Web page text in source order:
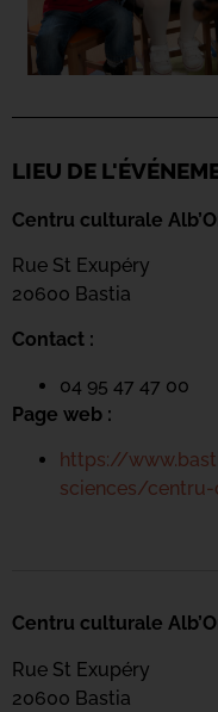
LIEU DE
Centru culturale
Rue St Exupéry
20600 Bastia
Contact :
04 95 47 47 00
Page web :
https://
sciences/
Centru culturale
Rue St Exupéry
20600 Bastia